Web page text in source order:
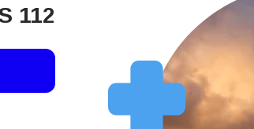
112